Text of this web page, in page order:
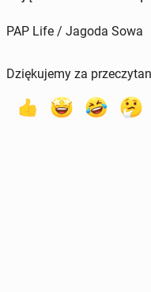
PAP Life / Jagoda Sowa
Dziękujemy za